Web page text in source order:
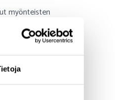
myönteisten
ovat mukaan
Harjavalta,